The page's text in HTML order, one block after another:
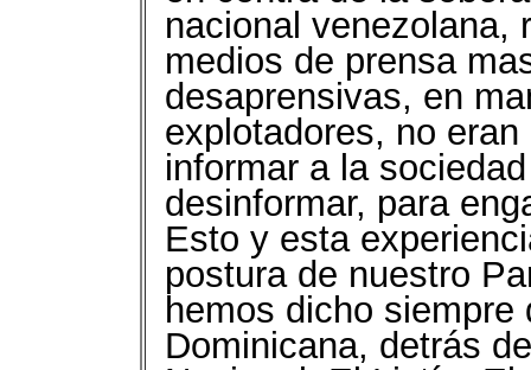
nacional venezolana,
medios de prensa
desaprensivas, en
explotadores, no
informar a la
desinformar, para
Esto y esta
postura de nuestro
hemos dicho
Dominicana, detrás